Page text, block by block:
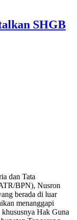
SHGB
dan Tata
BPN), Nusron
berada di luar
menanggapi
Hak Guna